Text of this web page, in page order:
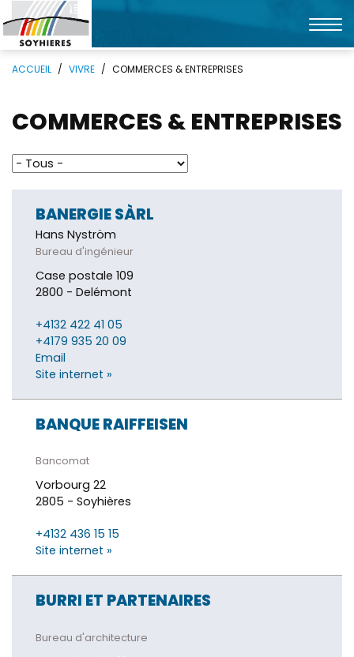
clés
Rechercher
la
ACCUEIL VIVRE COMMERCES & ENTREPRISES
COMMERCES & ENTREPRISES
Par
type
BANERGIE SÀRL
Hans Nyström
Bureau d'ingénieur
Case postale 109
2800 - Delémont
+4132 422 41 05
+4179 935 20 09
Email
Site internet »
BANQUE RAIFFEISEN
Bancomat
Vorbourg 22
2805 - Soyhières
+4132 436 15 15
Site internet »
BURRI ET PARTENAIRES
Bureau d'architecture